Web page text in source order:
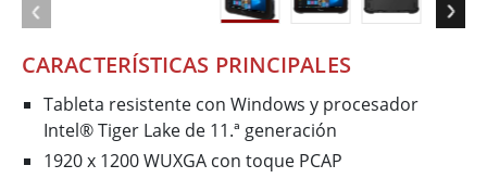
CARACTERÍSTICAS PRINCIPALES
Tableta resistente con Windows y procesador
Intel® Tiger Lake de 11.ª generación
1920 x 1200 WUXGA con toque PCAP